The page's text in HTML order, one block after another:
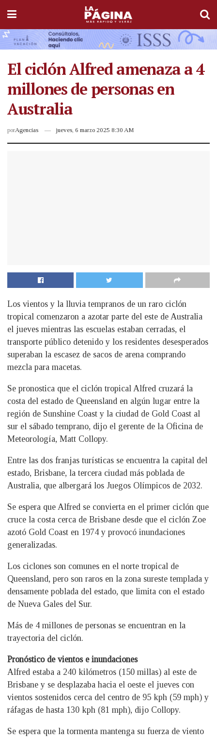
El ciclón Alfred amenaza a 4
millones de personas en
Australia
porAgencias jueves, 6 marzo 2025 8:30 AM
Los vientos y la lluvia tempranos de un raro ciclón
tropical comenzaron a azotar parte del este de Australia
el jueves mientras las escuelas estaban cerradas, el
transporte público detenido y los residentes desesperados
superaban la escasez de sacos de arena comprando
mezcla para macetas.
Se pronostica que el ciclón tropical Alfred cruzará la
costa del estado de Queensland en algún lugar entre la
región de Sunshine Coast y la ciudad de Gold Coast al
sur el sábado temprano, dijo el gerente de la Oficina de
Meteorología, Matt Collopy.
Entre las dos franjas turísticas se encuentra la capital del
estado, Brisbane, la tercera ciudad más poblada de
Australia, que albergará los Juegos Olímpicos de 2032.
Se espera que Alfred se convierta en el primer ciclón que
cruce la costa cerca de Brisbane desde que el ciclón Zoe
azotó Gold Coast en 1974 y provocó inundaciones
generalizadas.
Los ciclones son comunes en el norte tropical de
Queensland, pero son raros en la zona sureste templada y
densamente poblada del estado, que limita con el estado
de Nueva Gales del Sur.
Más de 4 millones de personas se encuentran en la
trayectoria del ciclón.
Pronóstico de vientos e inundaciones
Alfred estaba a 240 kilómetros (150 millas) al este de
Brisbane y se desplazaba hacia el oeste el jueves con
vientos sostenidos cerca del centro de 95 kph (59 mph) y
ráfagas de hasta 130 kph (81 mph), dijo Collopy.
Se espera que la tormenta mantenga su fuerza de viento